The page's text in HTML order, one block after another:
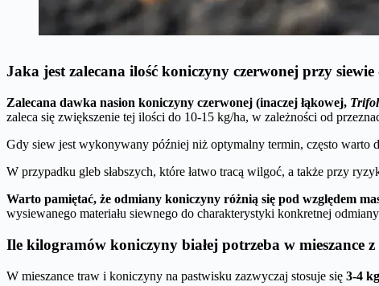
Jaka jest zalecana ilość koniczyny czerwonej przy siewie
Zalecana dawka nasion koniczyny czerwonej (inaczej łąkowej,
zaleca się zwiększenie tej ilości do 10-15 kg/ha, w zależności od
Gdy siew jest wykonywany później niż optymalny termin, często warto
W przypadku gleb słabszych, które łatwo tracą wilgoć, a także przy
Warto pamiętać, że odmiany koniczyny różnią się pod względem
wysiewanego materiału siewnego do charakterystyki konkretnej
Ile kilogramów koniczyny białej potrzeba w mieszance
W mieszance traw i koniczyny na pastwisku zazwyczaj stosuje się 3-4